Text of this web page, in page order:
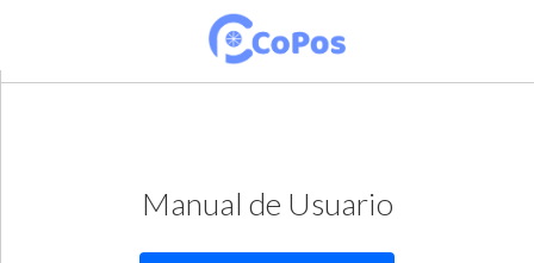
Manual de Usuario